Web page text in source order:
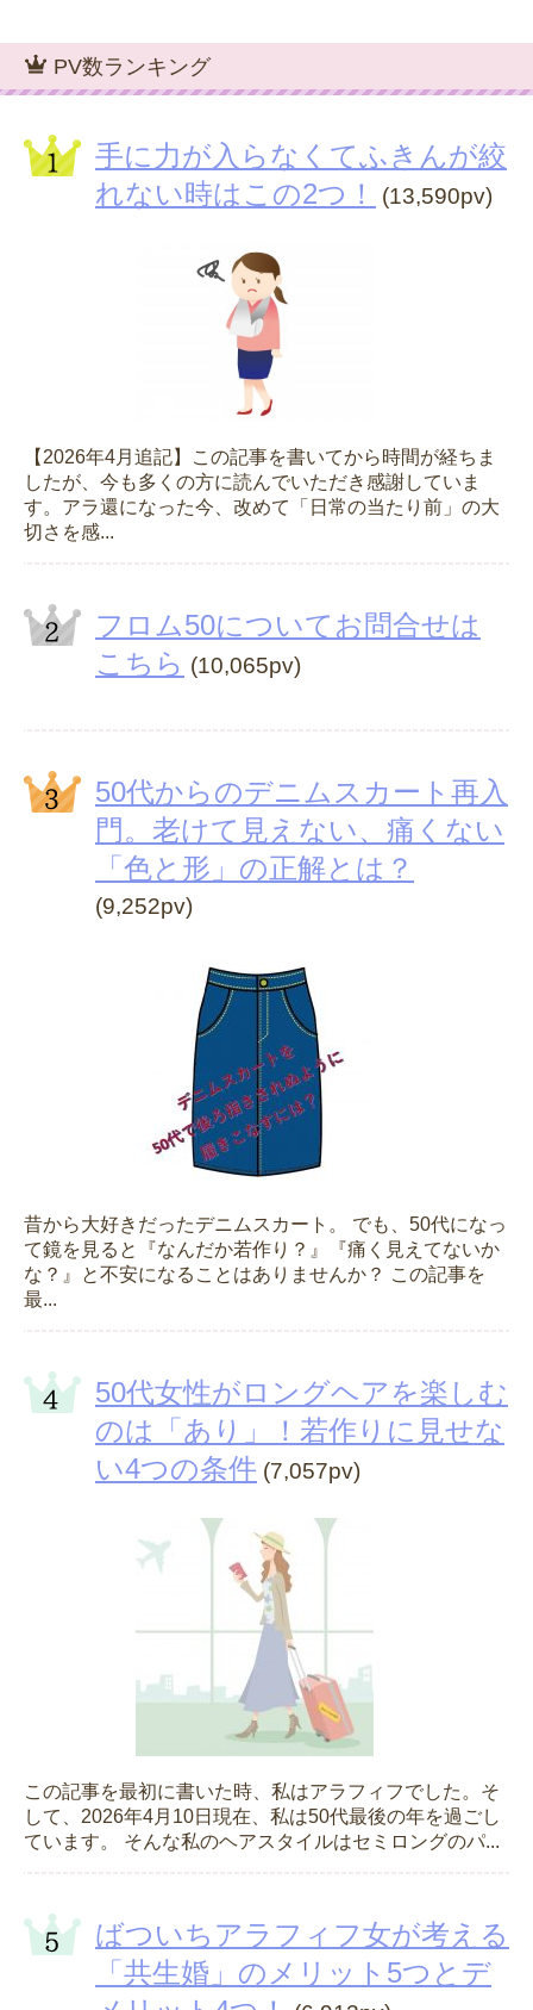
PV数ランキング
手に力が入らなくてふきんが絞
れない時はこの2つ！
(13,590pv)
【2026年4月追記】この記事を書いてから時間が経ちま
したが、今も多くの方に読んでいただき感謝していま
す。アラ還になった今、改めて「日常の当たり前」の大
切さを感...
フロム50についてお問合せは
こちら (10,065pv)
50代からのデニムスカート再入
門。老けて見えない、痛くない
「色と形」の正解とは？
(9,252pv)
昔から大好きだったデニムスカート。 でも、50代になっ
て鏡を見ると『なんだか若作り？』『痛く見えてないか
な？』と不安になることはありませんか？ この記事を
最...
50代女性がロングヘアを楽しむ
のは「あり」！若作りに見せな
い4つの条件 (7,057pv)
この記事を最初に書いた時、私はアラフィフでした。そ
して、2026年4月10日現在、私は50代最後の年を過ごし
ています。 そんな私のヘアスタイルはセミロングのパ...
ばついちアラフィフ女が考える
「共生婚」のメリット5つとデ